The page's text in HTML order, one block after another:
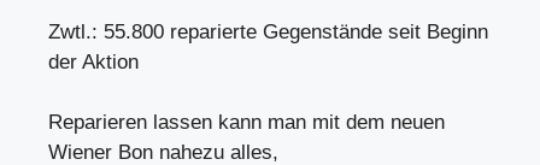
Zwtl.: 55.800 reparierte Gegenstände seit Beginn
der Aktion
Reparieren lassen kann man mit dem neuen
Wiener Bon nahezu alles,